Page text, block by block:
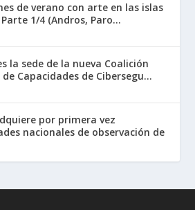
de verano con arte en las islas
1/4 (Andros, Paro...
la sede de la nueva Coalición
Capacidades de Cibersegu...
por primera vez
nacionales de observación de